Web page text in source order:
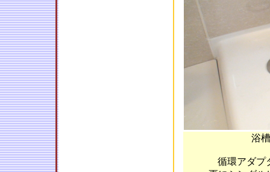
浴
循環アダプ